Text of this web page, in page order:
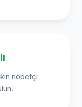
nöbetçi